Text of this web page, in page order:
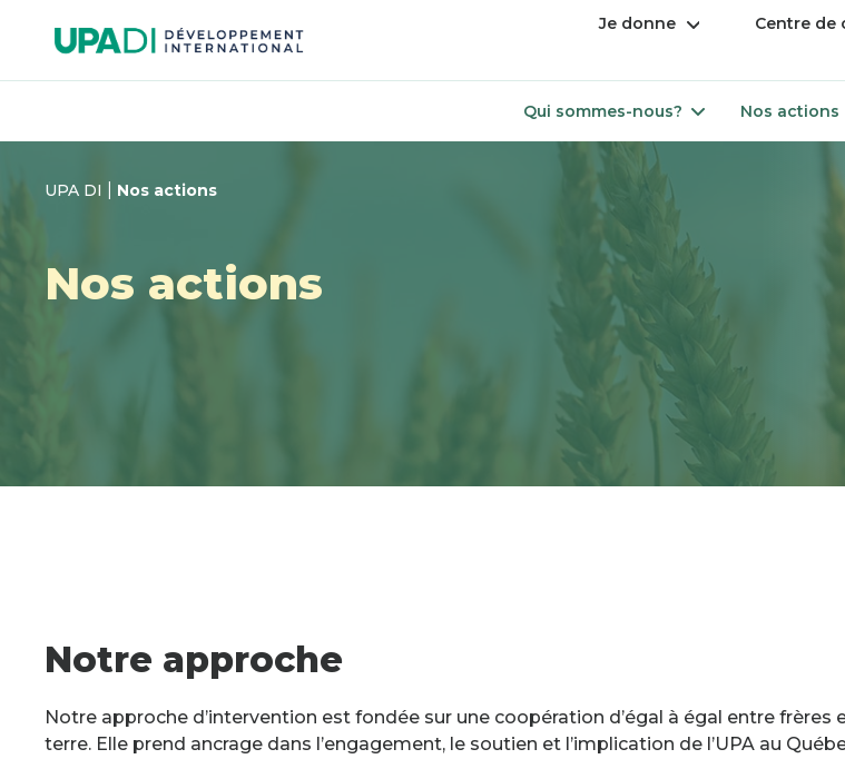
Je donne Ouvrir Centre de
Qui sommes-nous? Ouvrir
menu
Nos actions
UPA DI Nos actions
Nos actions
Notre approche
Notre approche d’intervention est fondée sur une coopération d’égal à égal entre frères
terre. Elle prend ancrage dans l’engagement, le soutien et l’implication de l’UPA au